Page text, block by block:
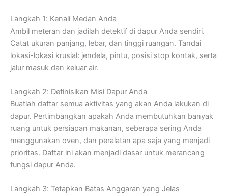
Langkah 1: Kenali Medan Anda
Ambil meteran dan jadilah detektif di dapur Anda sendiri.
Catat ukuran panjang, lebar, dan tinggi ruangan. Tandai
lokasi-lokasi krusial: jendela, pintu, posisi stop kontak, serta
jalur masuk dan keluar air.
Langkah 2: Definisikan Misi Dapur Anda
Buatlah daftar semua aktivitas yang akan Anda lakukan di
dapur. Pertimbangkan apakah Anda membutuhkan banyak
ruang untuk persiapan makanan, seberapa sering Anda
menggunakan oven, dan peralatan apa saja yang menjadi
prioritas. Daftar ini akan menjadi dasar untuk merancang
fungsi dapur Anda.
Langkah 3: Tetapkan Batas Anggaran yang Jelas